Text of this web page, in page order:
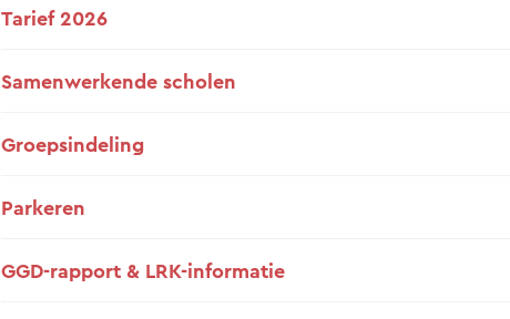
Tarief 2026
Samenwerkende scholen
Groepsindeling
Parkeren
GGD-rapport & LRK-informatie